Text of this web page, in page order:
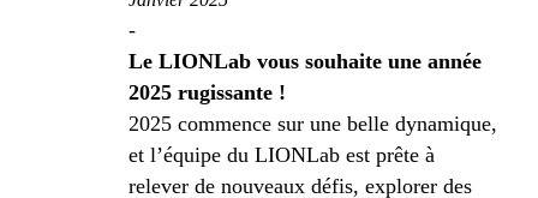
-
Le LIONLab vous souhaite une année
2025 rugissante !
2025 commence sur une belle dynamique,
et l’équipe du LIONLab est prête à
relever de nouveaux défis, explorer des